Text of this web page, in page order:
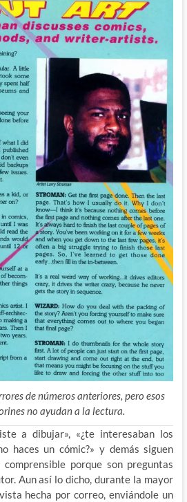
de números anteriores, pero esos
no ayudan a la lectura.
a dibujar», «¿te interesaban los
haces un cómic?» y demás siguen
porque son preguntas
Aun así lo dicho, durante la mayor
hecha por correo, enviándole un